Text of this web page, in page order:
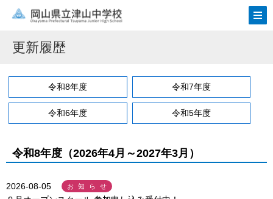
更新履歴
令和8年度 令和7年度
令和6年度 令和5年度
令和8年度（2026年4月～2027年3月）
2026-08-05 お知らせ